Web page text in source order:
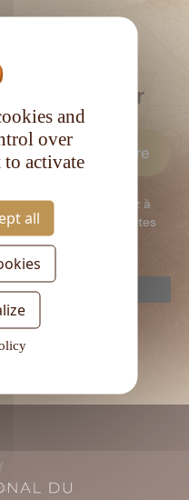
la newsletter
vous consentez à
confirmez que vous êtes
Allow
and
over
activate
all